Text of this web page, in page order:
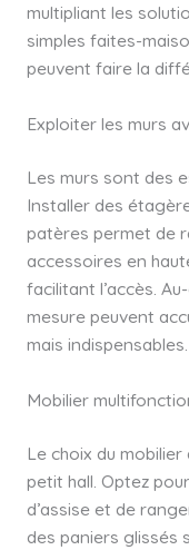
multipliant les
simples faites-
peuvent faire la
Exploiter les murs
Les murs sont des
Installer des
patères permet de
accessoires en
facilitant l’accès.
mesure peuvent
mais indispensables.
Mobilier
Le choix du
petit hall. Optez
d’assise et de
des paniers glissés